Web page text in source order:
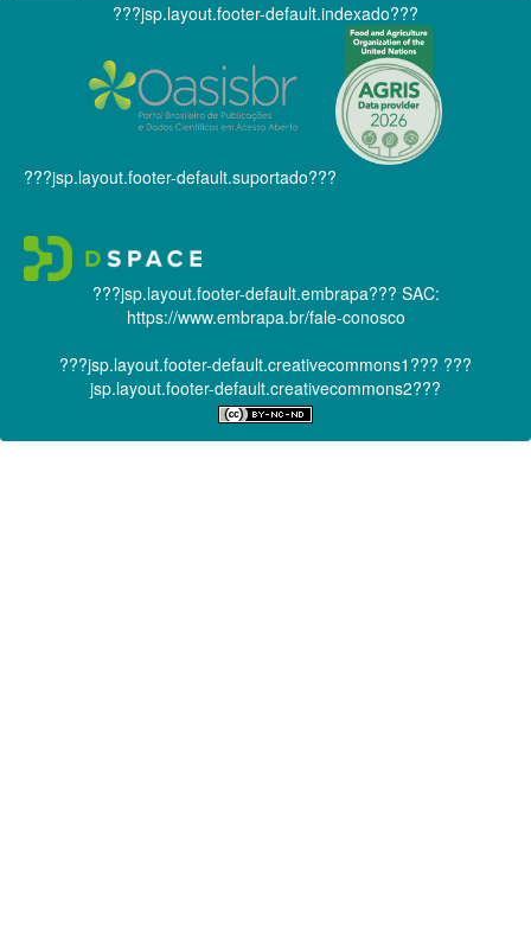
???jsp.layout.footer-default.indexado???
???jsp.layout.footer-default.suportado???
???jsp.layout.footer-default.embrapa??? SAC:
https://www.embrapa.br/fale-conosco
???jsp.layout.footer-default.creativecommons1??? ???
jsp.layout.footer-default.creativecommons2???